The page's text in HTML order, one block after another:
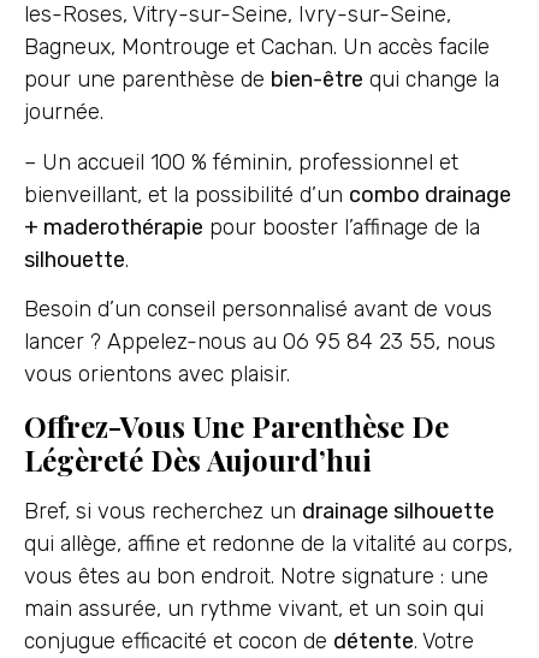
les-Roses, Vitry-sur-Seine, Ivry-sur-Seine,
Bagneux, Montrouge et Cachan. Un accès facile
pour une parenthèse de bien-être qui change la
journée.
– Un accueil 100 % féminin, professionnel et
bienveillant, et la possibilité d’un combo drainage
+ maderothérapie pour booster l’affinage de la
silhouette.
Besoin d’un conseil personnalisé avant de vous
lancer ? Appelez-nous au 06 95 84 23 55, nous
vous orientons avec plaisir.
Offrez-Vous Une Parenthèse De
Légèreté Dès Aujourd’hui
Bref, si vous recherchez un drainage silhouette
qui allège, affine et redonne de la vitalité au corps,
vous êtes au bon endroit. Notre signature : une
main assurée, un rythme vivant, et un soin qui
conjugue efficacité et cocon de détente. Votre